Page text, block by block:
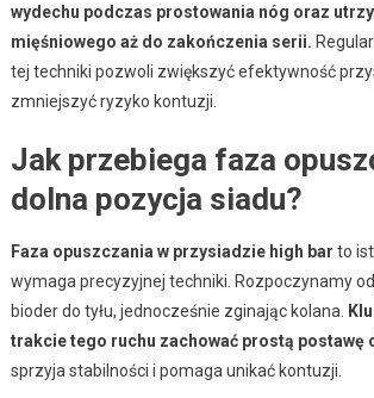
wydechu podczas prostowania nóg oraz
mięśniowego aż do zakończenia serii.
tej techniki pozwoli zwiększyć efektywność
zmniejszyć ryzyko kontuzji.
Jak przebiega faza
dolna pozycja siadu?
Faza opuszczania w przysiadzie high bar to
wymaga precyzyjnej techniki. Rozpoczynamy
bioder do tyłu, jednocześnie zginając kolana.
trakcie tego ruchu zachować prostą postawę
sprzyja stabilności i pomaga unikać kontuzji.